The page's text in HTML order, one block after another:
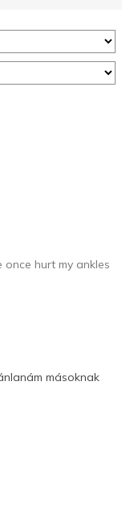
hurt my ankles
másoknak